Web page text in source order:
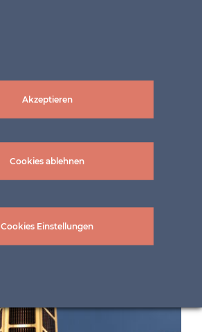
Akzeptieren
Cookies ablehnen
Cookies Einstellungen